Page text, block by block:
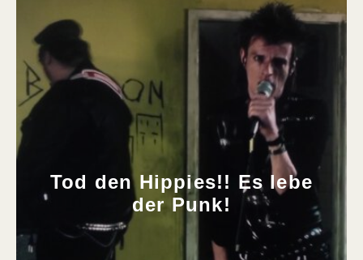
Tod den Hippies!! Es lebe
der Punk!